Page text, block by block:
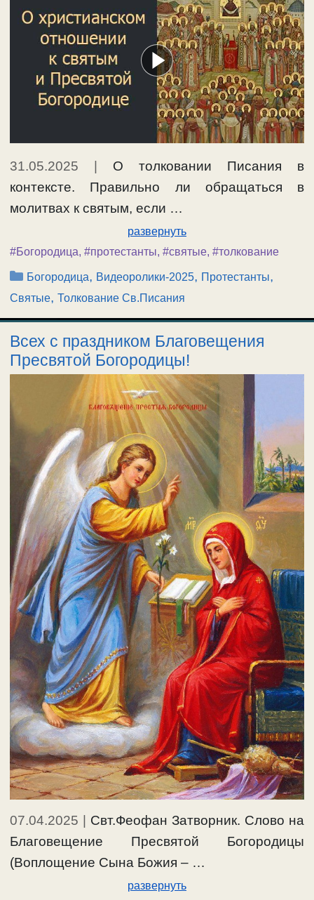
31.05.2025
О толковании Писания в
контексте. Правильно ли обращаться в
молитвах к святым, если …
развернуть
#Богородица, #протестанты, #святые, #толкование
Рубрики
Богородица, Видеоролики-2025, Протестанты,
Святые, Толкование Св.Писания
Всех с праздником Благовещения
Пресвятой Богородицы!
07.04.2025
Свт.Феофан Затворник. Слово на
Благовещение Пресвятой Богородицы
(Воплощение Сына Божия – …
развернуть